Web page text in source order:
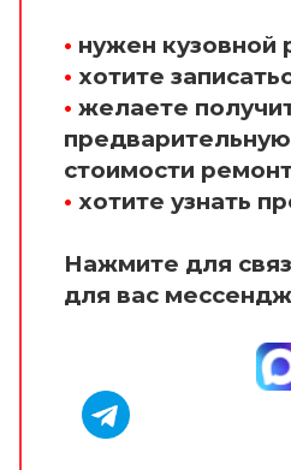
• нужен кузовной
• хотите
• желаете
стоимости
• хотите узнать
Нажмите для
для вас